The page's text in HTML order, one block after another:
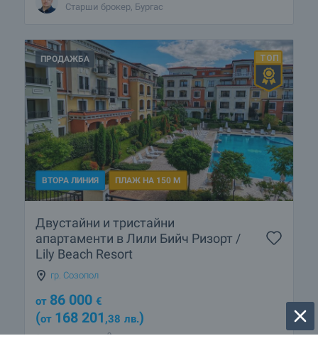
Старши брокер, Бургас
ПРОДАЖБА
ВТОРА ЛИНИЯ ПЛАЖ НА 150 М
Двустайни и тристайни
апартаменти в Лили Бийч Ризорт /
Lily Beach Resort
гр. Созопол
от 86 000 €
(от 168 201 ,38 лв.)
2